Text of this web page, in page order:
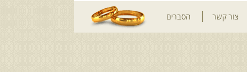
צור קשר הסברים